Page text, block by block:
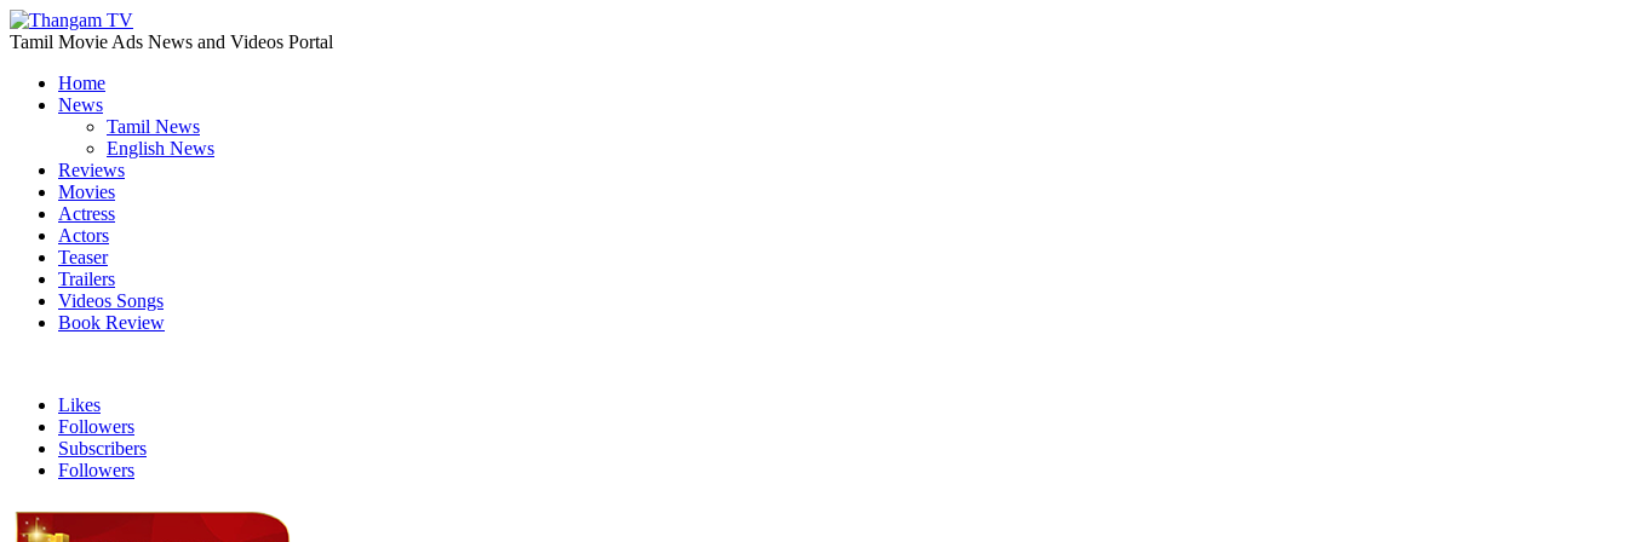
Tamil Movie Ads News and Videos Portal
Home
News
Tamil News
English News
Reviews
Movies
Actress
Actors
Teaser
Trailers
Videos Songs
Book Review
Likes
Followers
Subscribers
Followers